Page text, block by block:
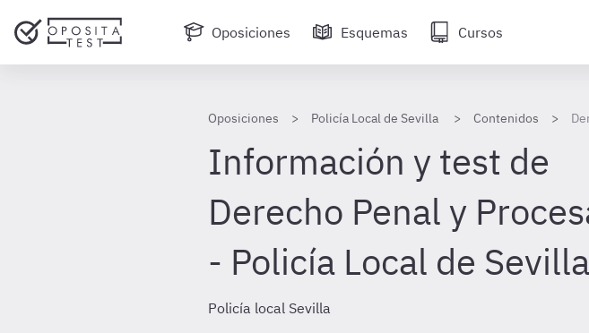
Oposiciones Esquemas Cursos
Oposiciones Policía Local de Sevilla Contenidos
Información y test de
Derecho Penal y
- Policía Local de Sevilla
Policía local Sevilla